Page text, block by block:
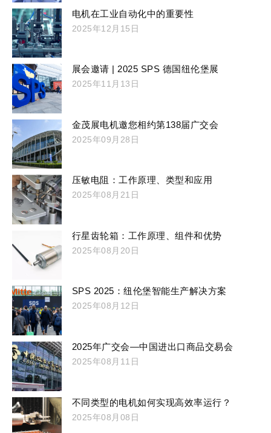
电机在工业自动化中的重要性
2025年12月15日
展会邀请 | 2025 SPS 德国纽伦堡展
2025年11月13日
金茂展电机邀您相约第138届广交会
2025年09月28日
压敏电阻：工作原理、类型和应用
2025年08月21日
行星齿轮箱：工作原理、组件和优势
2025年08月20日
SPS 2025：纽伦堡智能生产解决方案
2025年08月12日
2025年广交会—中国进出口商品交易会
2025年08月11日
不同类型的电机如何实现高效率运行？
2025年08月08日